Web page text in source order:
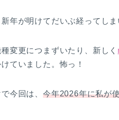
年が明けてだいぶ経ってし
変更につまずいたり、新しく
ていました。怖っ！
今回は、 今年2026年に私が